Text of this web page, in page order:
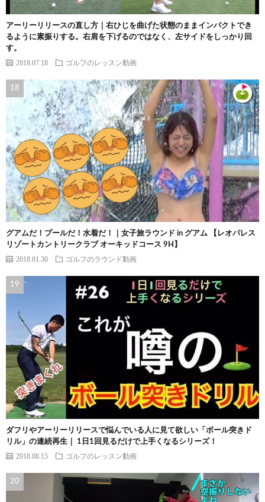
アーリーリリースの直し方｜右ひじを曲げた状態のままインパクトでき
るように素振りする。右肩を下げるのではなく、左サイドをしっかり回
す。
2018.07.18 ゴルフのレッスン動画
グアムだ！プールだ！水着だ！｜女子旅ラウンド in グアム 【レオパレス
リゾートカントリークラブ オーキッドコース 9H】
2018.01.30 ゴルフのラウンド動画
ダフリやアーリーリリースで悩んでいる人に見て欲しい「ボール突きド
リル」の連続再生｜ 1日1回見るだけで上手くなるシリーズ！
2018.08.15 ゴルフのレッスン動画